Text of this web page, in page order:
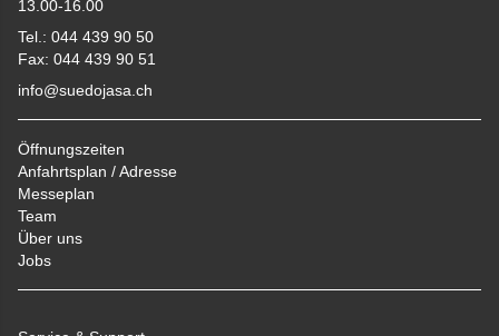
13.00-16.00
Tel.: 044 439 90 50
Fax: 044 439 90 51
info@suedojasa.ch
Öffnungszeiten
Anfahrtsplan / Adresse
Messeplan
Team
Über uns
Jobs